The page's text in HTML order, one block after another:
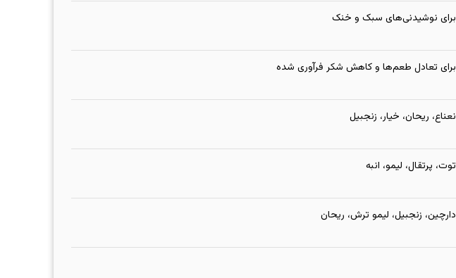
برای نوشیدنی‌های سبک و خنک
برای تعادل طعم‌ها و کاهش شکر فرآوری شده
نعناع، ریحان، خیار، زنجبیل
توت، پرتقال، لیمو، انبه
دارچین، زنجبیل، لیمو ترش، ریحان